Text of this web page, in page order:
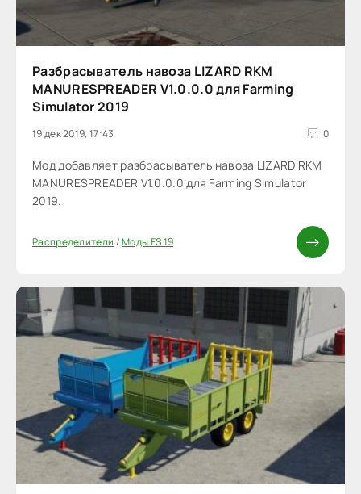
Разбрасыватель навоза LIZARD RKM
MANURESPREADER V1.0.0.0 для Farming
Simulator 2019
19 дек 2019, 17:43 0
Мод добавляет разбрасыватель навоза LIZARD RKM
MANURESPREADER V1.0.0.0 для Farming Simulator
2019.
Распределители /Моды FS 19